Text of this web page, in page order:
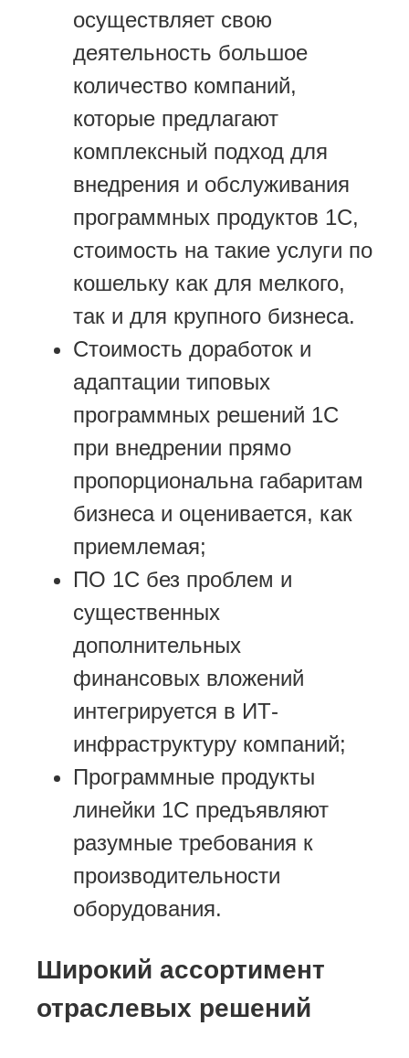
осуществляет свою
деятельность большое
количество компаний,
которые предлагают
комплексный подход для
внедрения и обслуживания
программных продуктов 1С,
стоимость на такие услуги по
кошельку как для мелкого,
так и для крупного бизнеса.
Стоимость доработок и
адаптации типовых
программных решений 1С
при внедрении прямо
пропорциональна габаритам
бизнеса и оценивается, как
приемлемая;
ПО 1С без проблем и
существенных
дополнительных
финансовых вложений
интегрируется в ИТ-
инфраструктуру компаний;
Программные продукты
линейки 1С предъявляют
разумные требования к
производительности
оборудования.
Широкий ассортимент
отраслевых решений